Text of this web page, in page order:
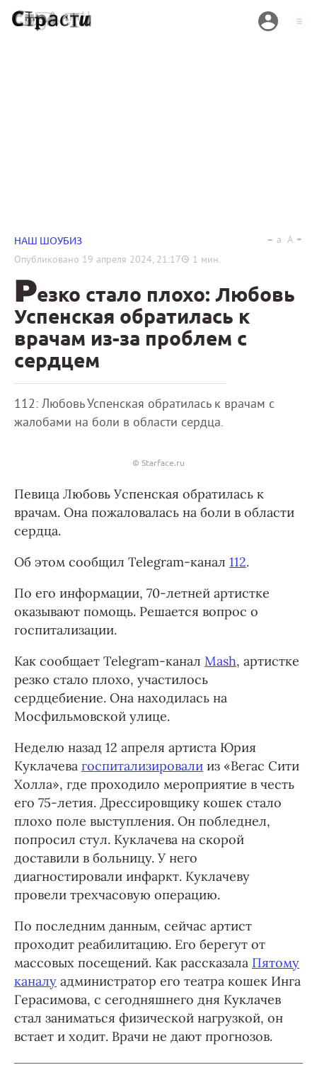
НАШ ШОУБИЗ
Опубликовано 19 апреля 2024, 21:17 1 мин.
a A
Резко стало плохо: Любовь
Успенская обратилась к
врачам из-за проблем с
сердцем
112: Любовь Успенская обратилась к врачам с
жалобами на боли в области сердца.
© Starface.ru
Певица Любовь Успенская обратилась к
врачам. Она пожаловалась на боли в области
сердца.
Об этом сообщил Telegram-канал 112.
По его информации, 70-летней артистке
оказывают помощь. Решается вопрос о
госпитализации.
Как сообщает Telegram-канал Mash, артистке
резко стало плохо, участилось
сердцебиение. Она находилась на
Мосфильмовской улице.
Неделю назад 12 апреля артиста Юрия
Куклачева госпитализировали из «Вегас Сити
Холла», где проходило мероприятие в честь
его 75-летия. Дрессировщику кошек стало
плохо поле выступления. Он побледнел,
попросил стул. Куклачева на скорой
доставили в больницу. У него
диагностировали инфаркт. Куклачеву
провели трехчасовую операцию.
По последним данным, сейчас артист
проходит реабилитацию. Его берегут от
массовых посещений. Как рассказала Пятому
каналу администратор его театра кошек Инга
Герасимова, с сегодняшнего дня Куклачев
стал заниматься физической нагрузкой, он
встает и ходит. Врачи не дают прогнозов.